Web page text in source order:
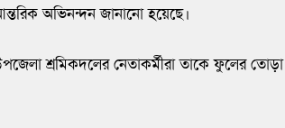
অভিনন্দন জানানো হয়েছে।
শ্রমিকদলের নেতাকর্মীরা তাকে ফুলের তোড়া